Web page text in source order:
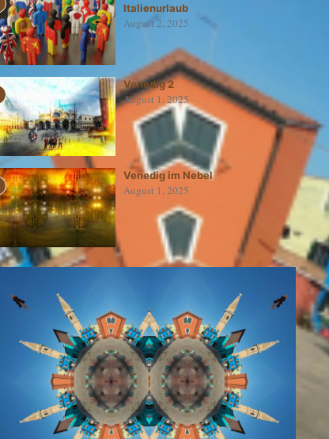
Italienurlaub
August 2, 2025
Venedig 2
August 1, 2025
Venedig im Nebel
August 1, 2025